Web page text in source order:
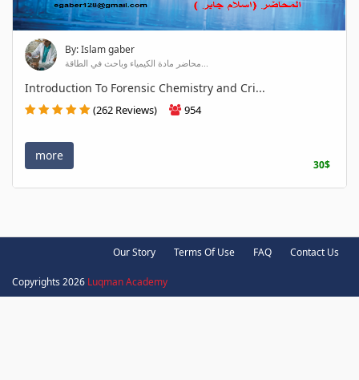
By: Islam gaber
محاضر مادة الكيمياء وباحث في الطاقة...
Introduction To Forensic Chemistry and Cri...
(262 Reviews) 954
more
30$
Our Story Terms Of Use FAQ Contact Us
Copyrights 2026 Luqman Academy